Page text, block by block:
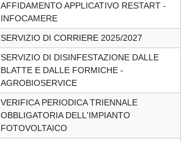
AFFIDAMENTO APPLICATIVO RESTART -
INFOCAMERE
SERVIZIO DI CORRIERE 2025/2027
SERVIZIO DI DISINFESTAZIONE DALLE
BLATTE E DALLE FORMICHE -
AGROBIOSERVICE
VERIFICA PERIODICA TRIENNALE
OBBLIGATORIA DELL'IMPIANTO
FOTOVOLTAICO